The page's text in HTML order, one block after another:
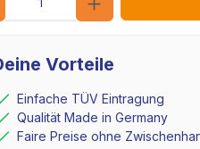
Vorteile
Einfache TÜV Eintragung
Qualität Made in Germany
Faire Preise ohne